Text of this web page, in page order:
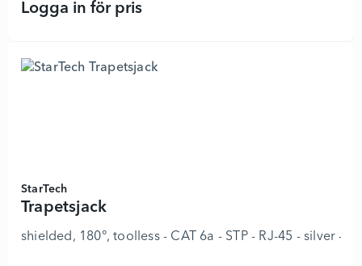
Logga in för prisTrapetsjack - 8978252 - Lägg i
StarTech
Trapetsjack
shielded, 180°, toolless - CAT 6a - STP - RJ-45 - silver -